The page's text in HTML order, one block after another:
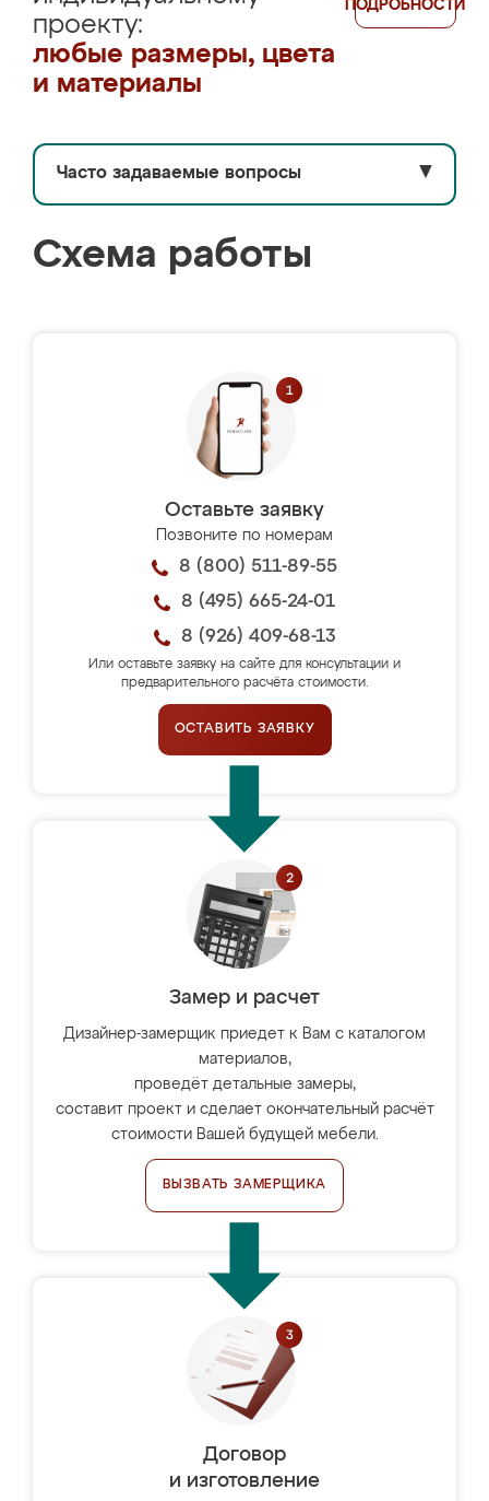
проекту:
любые размеры, цвета
и материалы
ПОДРОБНОСТИ
Часто задаваемые вопросы ▼
Схема работы
Оставьте заявку
Позвоните по номерам
8 (800) 511-89-55
8 (495) 665-24-01
8 (926) 409-68-13
Или оставьте заявку на сайте для консультации и
предварительного расчёта стоимости.
ОСТАВИТЬ ЗАЯВКУ
Замер и расчет
Дизайнер-замерщик приедет к Вам с каталогом
материалов,
проведёт детальные замеры,
составит проект и сделает окончательный расчёт
стоимости Вашей будущей мебели.
ВЫЗВАТЬ ЗАМЕРЩИКА
Договор
и изготовление